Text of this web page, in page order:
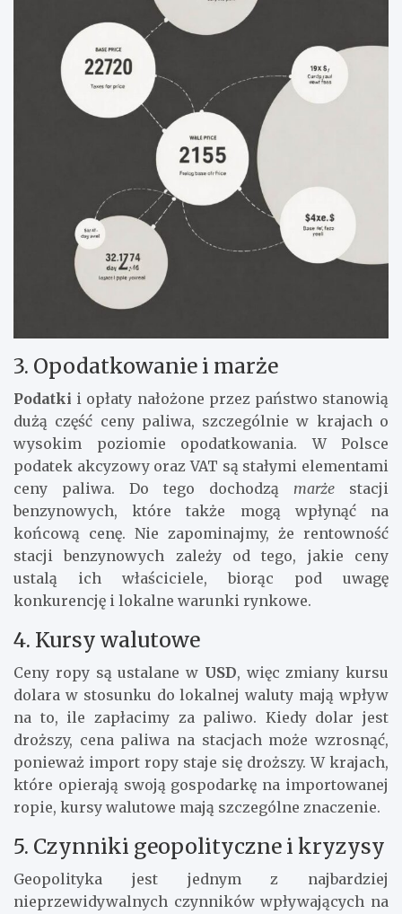
3. Opodatkowanie i marże
Podatki i opłaty nałożone przez państwo stanowią
dużą część ceny paliwa, szczególnie w krajach o
wysokim poziomie opodatkowania. W Polsce
podatek akcyzowy oraz VAT są stałymi elementami
ceny paliwa. Do tego dochodzą marże stacji
benzynowych, które także mogą wpłynąć na
końcową cenę. Nie zapominajmy, że rentowność
stacji benzynowych zależy od tego, jakie ceny
ustalą ich właściciele, biorąc pod uwagę
konkurencję i lokalne warunki rynkowe.
4. Kursy walutowe
Ceny ropy są ustalane w USD, więc zmiany kursu
dolara w stosunku do lokalnej waluty mają wpływ
na to, ile zapłacimy za paliwo. Kiedy dolar jest
droższy, cena paliwa na stacjach może wzrosnąć,
ponieważ import ropy staje się droższy. W krajach,
które opierają swoją gospodarkę na importowanej
ropie, kursy walutowe mają szczególne znaczenie.
5. Czynniki geopolityczne i kryzysy
Geopolityka jest jednym z najbardziej
nieprzewidywalnych czynników wpływających na